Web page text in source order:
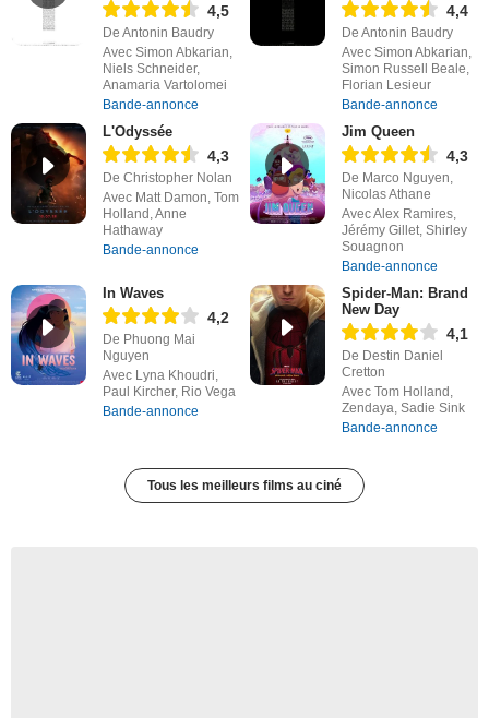
4,5
De Antonin Baudry
Avec Simon Abkarian,
Niels Schneider,
Anamaria Vartolomei
Bande-annonce
4,4
De Antonin Baudry
Avec Simon Abkarian,
Simon Russell Beale,
Florian Lesieur
Bande-annonce
L'Odyssée
4,3
De Christopher Nolan
Avec Matt Damon, Tom
Holland, Anne
Hathaway
Bande-annonce
Jim Queen
4,3
De Marco Nguyen,
Nicolas Athane
Avec Alex Ramires,
Jérémy Gillet, Shirley
Souagnon
Bande-annonce
In Waves
4,2
De Phuong Mai
Nguyen
Avec Lyna Khoudri,
Paul Kircher, Rio Vega
Bande-annonce
Spider-Man: Brand
New Day
4,1
De Destin Daniel
Cretton
Avec Tom Holland,
Zendaya, Sadie Sink
Bande-annonce
Tous les meilleurs films au ciné